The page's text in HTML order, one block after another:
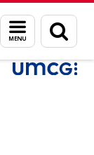
Menu
en
zoeken